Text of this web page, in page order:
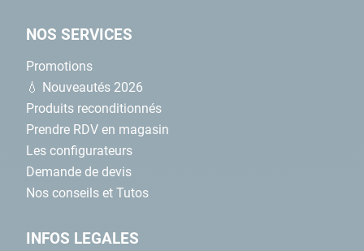
NOS SERVICES
Promotions
💧 Nouveautés 2026
Produits reconditionnés
Prendre RDV en magasin
Les configurateurs
Demande de devis
Nos conseils et Tutos
INFOS LEGALES